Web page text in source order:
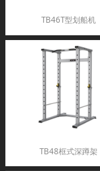
TB46T型划船机
TB48框式深蹲架